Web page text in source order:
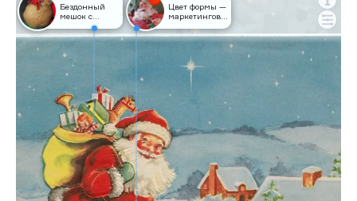
Цвет формы —
маркетинговый
Бездонный
мешок с
подарками